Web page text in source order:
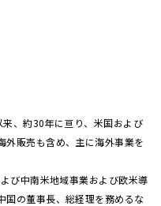
、約30年に亘り、米国および
外販売も含め、主に海外事業を
び中南米地域事業および欧米導
国の董事長、総経理を務めるな